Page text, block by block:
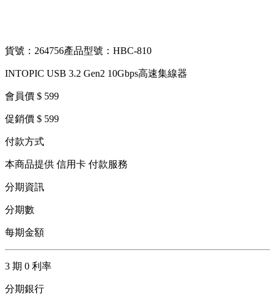
貨號：264756產品型號：HBC-810
INTOPIC USB 3.2 Gen2 10Gbps高速集線器
會員價 $ 599
促銷價 $ 599
付款方式
本商品提供 信用卡 付款服務
分期資訊
分期數
每期金額
3 期 0 利率
分期銀行